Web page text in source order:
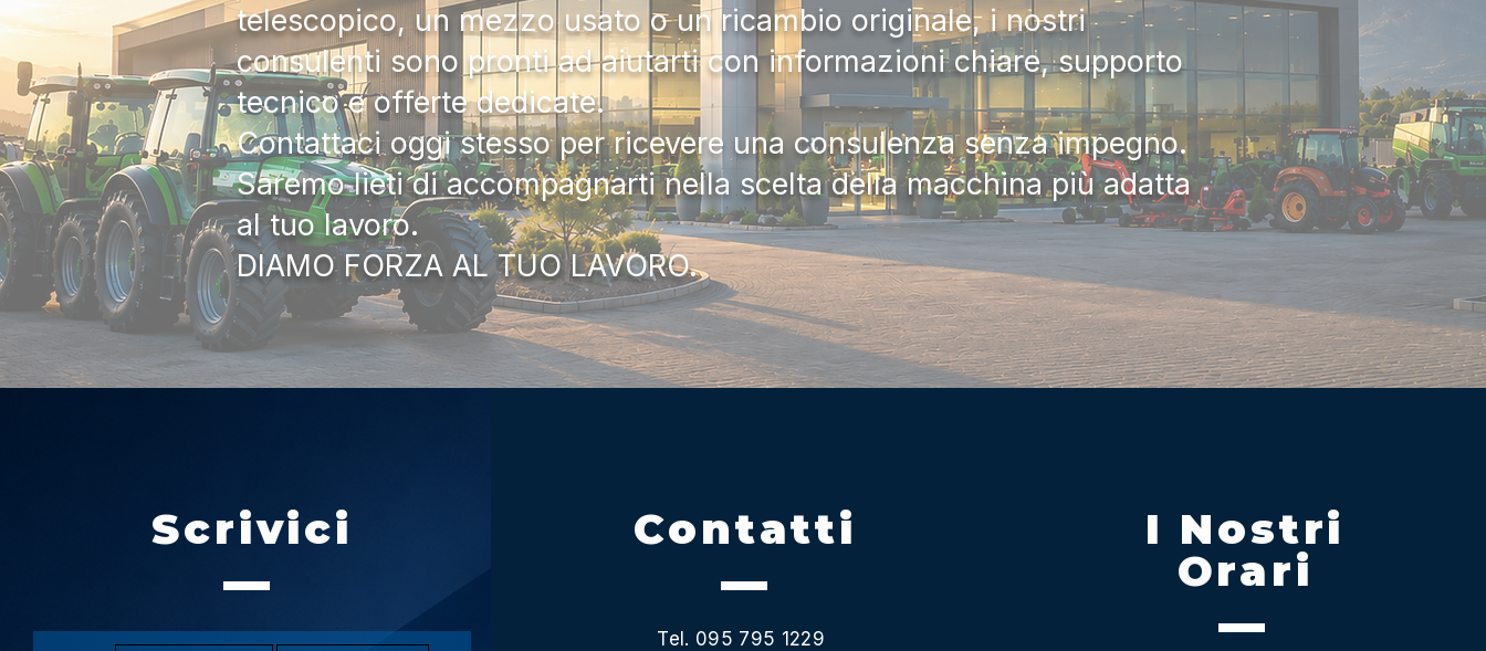
telescopico, un mezzo usato o un ricambio originale, i nostri
consulenti sono pronti ad aiutarti con informazioni chiare, supporto
tecnico e offerte dedicate.
Contattaci oggi stesso per ricevere una consulenza senza impegno.
Saremo lieti di accompagnarti nella scelta della macchina più adatta
al tuo lavoro.
DIAMO FORZA AL TUO LAVORO.
Scrivici Contatti
Tel. 095 795 1229
I Nostri
Orari